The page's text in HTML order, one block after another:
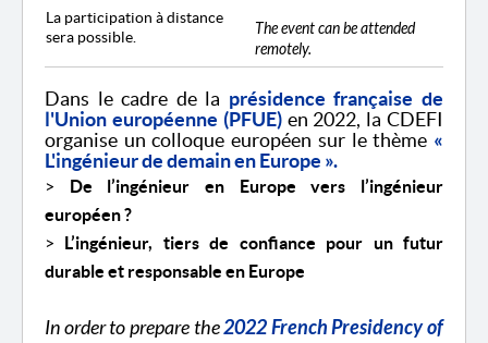
La participation à distance
sera possible.
The event can be attended
remotely.
Dans le cadre de la présidence française de
l'Union européenne (PFUE)en 2022, la CDEFI
organise un colloque européen sur le thème «
L'ingénieur de demain en Europe ».
> De l’ingénieur en Europe vers l’ingénieur
européen ?
> L’ingénieur, tiers de confiance pour un futur
durable et responsable en Europe
In order to prepare the2022 French Presidency of